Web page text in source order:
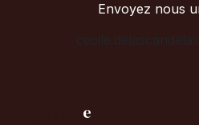
Envoyez nous
e